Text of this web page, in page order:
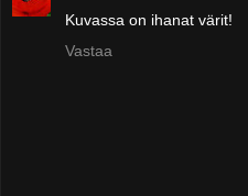
Kuvassa on ihanat värit!
Vastaa